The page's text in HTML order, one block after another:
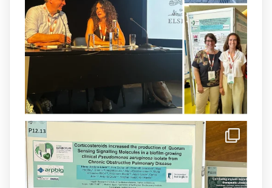
collaborative effort between@idisbaib,
@SonEspases
, and Prof. Cornelia
Landersdorfer’s group at Monash
University, AUS.
arpbigidisba Retweeted
Donam la benvinguda a Isabel Maria
Barceló Munar, nova investigadora del
grup@arpbigidisbaa l’#IdISBa.